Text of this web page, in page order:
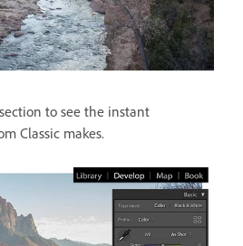
to see the instant
Classic makes.